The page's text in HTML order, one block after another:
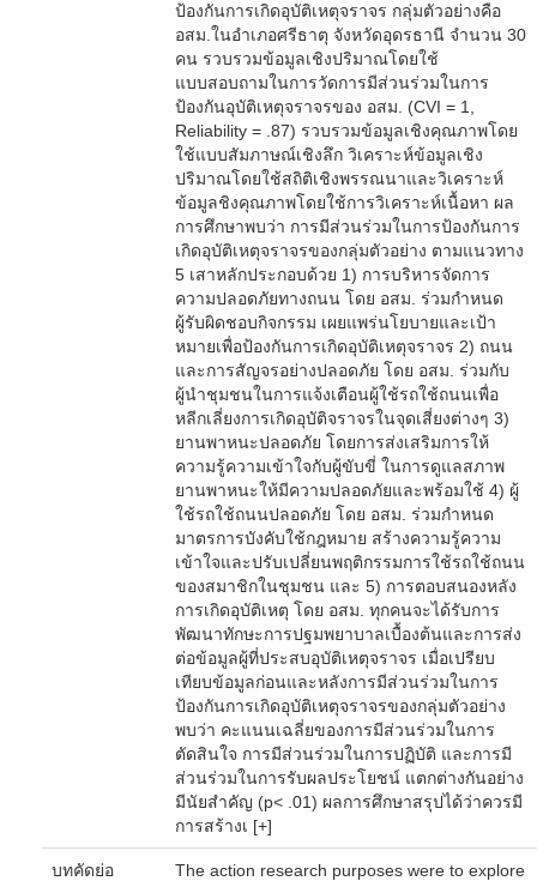
ป้องกันการเกิดอุบัติเหตุจราจร กลุ่มตัวอย่างคือ
อสม.ในอำเภอศรีธาตุ จังหวัดอุดรธานี จำนวน 30
คน รวบรวมข้อมูลเชิงปริมาณโดยใช้
แบบสอบถามในการวัดการมีส่วนร่วมในการ
ป้องกันอุบัติเหตุจราจรของ อสม. (CVI = 1,
Reliability = .87) รวบรวมข้อมูลเชิงคุณภาพโดย
ใช้แบบสัมภาษณ์เชิงลึก วิเคราะห์ข้อมูลเชิง
ปริมาณโดยใช้สถิติเชิงพรรณนาและวิเคราะห์
ข้อมูลชิงคุณภาพโดยใช้การวิเคราะห์เนื้อหา ผล
การศึกษาพบว่า การมีส่วนร่วมในการป้องกันการ
เกิดอุบัติเหตุจราจรของกลุ่มตัวอย่าง ตามแนวทาง
5 เสาหลักประกอบด้วย 1) การบริหารจัดการ
ความปลอดภัยทางถนน โดย อสม. ร่วมกำหนด
ผู้รับผิดชอบกิจกรรม เผยแพร่นโยบายและเป้า
หมายเพื่อป้องกันการเกิดอุบัติเหตุจราจร 2) ถนน
และการสัญจรอย่างปลอดภัย โดย อสม. ร่วมกับ
ผู้นำชุมชนในการแจ้งเตือนผู้ใช้รถใช้ถนนเพื่อ
หลีกเลี่ยงการเกิดอุบัติจราจรในจุดเสี่ยงต่างๆ 3)
ยานพาหนะปลอดภัย โดยการส่งเสริมการให้
ความรู้ความเข้าใจกับผู้ขับขี่ ในการดูแลสภาพ
ยานพาหนะให้มีความปลอดภัยและพร้อมใช้ 4) ผู้
ใช้รถใช้ถนนปลอดภัย โดย อสม. ร่วมกำหนด
มาตรการบังคับใช้กฎหมาย สร้างความรู้ความ
เข้าใจและปรับเปลี่ยนพฤติกรรมการใช้รถใช้ถนน
ของสมาชิกในชุมชน และ 5) การตอบสนองหลัง
การเกิดอุบัติเหตุ โดย อสม. ทุกคนจะได้รับการ
พัฒนาทักษะการปฐมพยาบาลเบื้องต้นและการส่ง
ต่อข้อมูลผู้ที่ประสบอุบัติเหตุจราจร เมื่อเปรียบ
เทียบข้อมูลก่อนและหลังการมีส่วนร่วมในการ
ป้องกันการเกิดอุบัติเหตุจราจรของกลุ่มตัวอย่าง
พบว่า คะแนนเฉลี่ยของการมีส่วนร่วมในการ
ตัดสินใจ การมีส่วนร่วมในการปฏิบัติ และการมี
ส่วนร่วมในการรับผลประโยชน์ แตกต่างกันอย่าง
มีนัยสำคัญ (p< .01) ผลการศึกษาสรุปได้ว่าควรมี
การสร้างเ [+]
บทคัดย่อ
The action research purposes were to explore